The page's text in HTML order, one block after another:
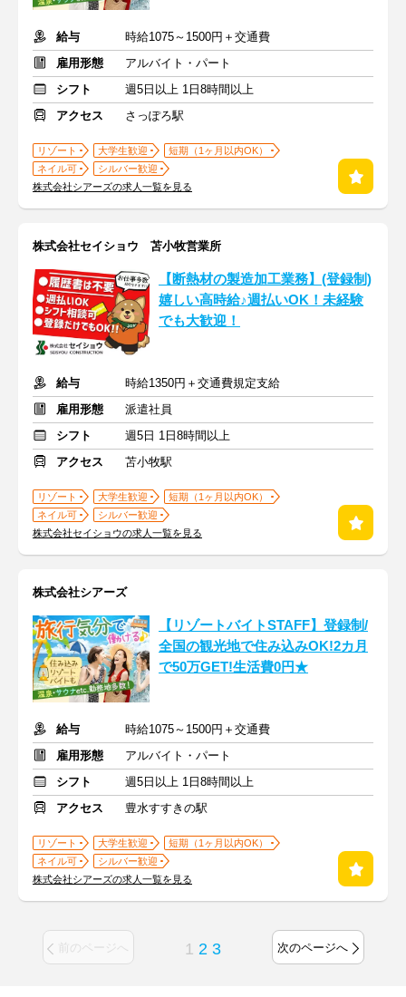
給与
時給1075～1500円＋交通費
雇用形態
アルバイト・パート
シフト
週5日以上 1日8時間以上
アクセス
さっぽろ駅
リゾート 大学生歓迎
短期（1ヶ月以内OK）
ネイル可
シルバー歓迎
株式会社シアーズの求人一覧を見る
株式会社セイショウ 苫小牧営業所
【断熱材の製造加工業務】(登録制)
嬉しい高時給♪週払いOK！未経験
でも大歓迎！
給与
時給1350円＋交通費規定支給
雇用形態
派遣社員
シフト
週5日 1日8時間以上
アクセス
苫小牧駅
リゾート 大学生歓迎
短期（1ヶ月以内OK）
ネイル可
シルバー歓迎
株式会社セイショウの求人一覧を見る
株式会社シアーズ
【リゾートバイトSTAFF】登録制/
全国の観光地で住み込みOK!2カ月
で50万GET!生活費0円★
給与
時給1075～1500円＋交通費
雇用形態
アルバイト・パート
シフト
週5日以上 1日8時間以上
アクセス
豊水すすきの駅
リゾート 大学生歓迎
短期（1ヶ月以内OK）
ネイル可
シルバー歓迎
株式会社シアーズの求人一覧を見る
前のページへ 1 2 3 次のページへ